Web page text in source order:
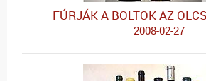
FÚRJÁK A BOLTOK AZ
2008-02-27